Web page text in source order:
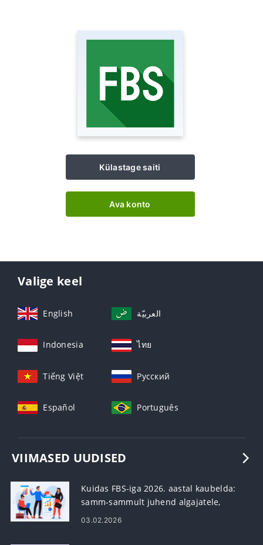
Külastage saiti
Ava konto
Valige keel
English العربيّة
Indonesia ไทย
Tiếng Việt Русский
Español Português
VIIMASED UUDISED
Kuidas FBS-iga 2026. aastal kaubelda:
samm-sammult juhend algajatele,
platvormid, tellimuste tüübid ja
03.02.2026